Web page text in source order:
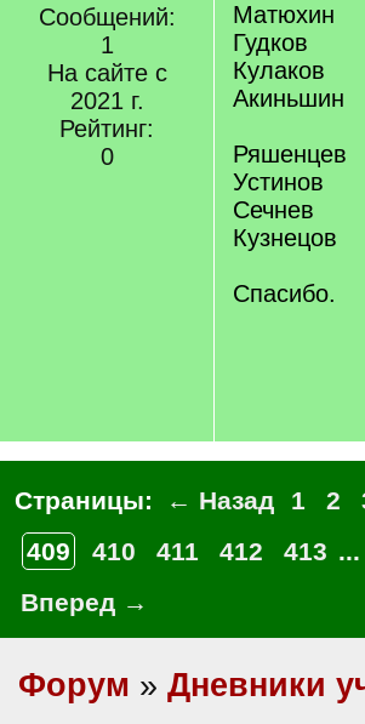
Сообщений:
1
На сайте с
2021 г.
Рейтинг:
0
Матюхин
Гудков
Кулаков
Акиньшин
Ряшенцев
Устинов
Сечнев
Кузнецов
Спасибо.
Страницы: ← Назад 1 2
409
410 411 412 413 ...
Вперед →
Форум » Дневники